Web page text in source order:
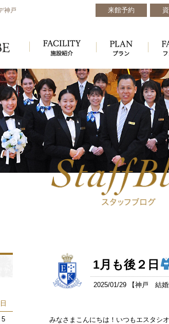
神戸 来館予約
1月も後２日
2025/01/29 【神戸 結婚
みなさまこんにちは！いつもエスタシ
日
5